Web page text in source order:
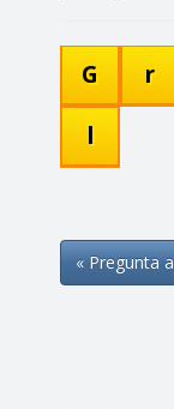
G r
l
« Pregunta